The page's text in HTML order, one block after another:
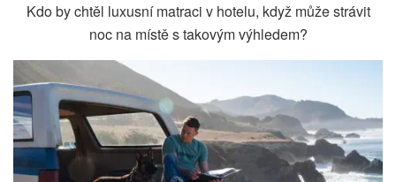
Kdo by chtěl luxusní matraci v hotelu, když může strávit
noc na místě s takovým výhledem?